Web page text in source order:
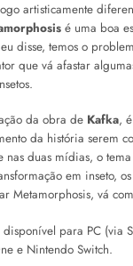
artisticamente
é uma boa
disse, temos o
que vá afastar
da obra de Kafka,
da história serem
duas mídias, o
em inseto,
Metamorphosis, vá
disponível para PC (via
e Nintendo Switch.